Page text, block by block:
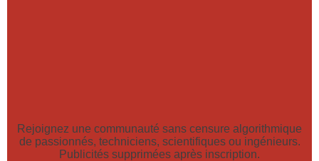
Rejoignez une communauté sans censure algorithmique
de passionnés, techniciens, scientifiques ou ingénieurs.
Publicités supprimées après inscription.